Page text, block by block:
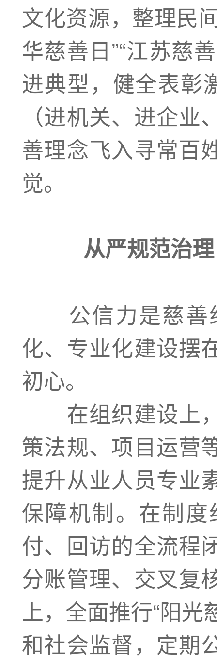
文化资源，整理民
华慈善日”“江苏慈
进典型，健全表彰
（进机关、进企
善理念飞入寻常百
觉。
从严规范治
公信力是慈善
化、专业化建设摆
初心。
在组织建设上，
策法规、项目运营
提升从业人员专业
保障机制。在制
付、回访的全流程
分账管理、交叉复
上，全面推行“阳光
和社会监督，定期